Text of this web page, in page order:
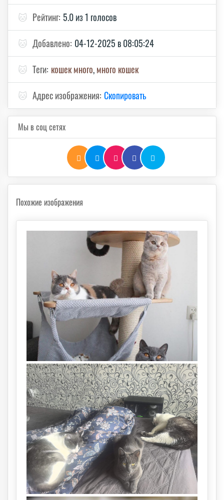
🐱 Рейтинг: 5.0 из 1 голосов
🐱 Добавлено: 04-12-2025 в 08:05:24
🐱 Теги: кошек много,много кошек
🐱 Адрес изображения: Скопировать
Мы в соц сетях
Похожие изображения